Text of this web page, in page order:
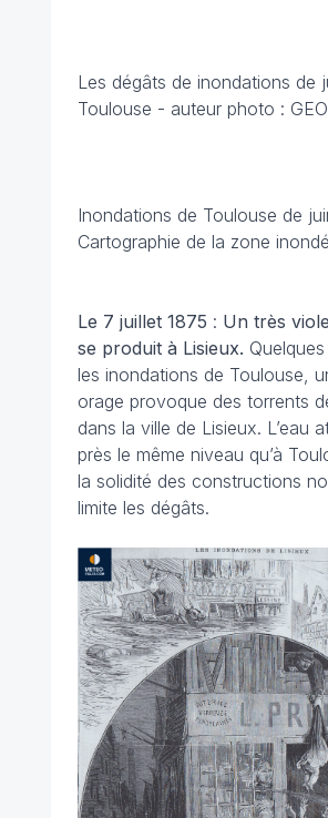
Les dégâts de inondations de
Toulouse - auteur photo :
Inondations de Toulouse de
Cartographie de la zone
Le 7 juillet 1875 : Un très
se produit à Lisieux.
les inondations de Toulouse,
orage provoque des torrents
dans la ville de Lisieux. L’eau
près le même niveau qu’à
la solidité des constructions
limite les dégâts.